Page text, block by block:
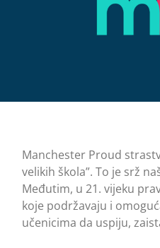
Manchester Proud
velikih škola”. To je srž
Međutim, u 21. vijeku
koje podržavaju i
učenicima da uspiju,